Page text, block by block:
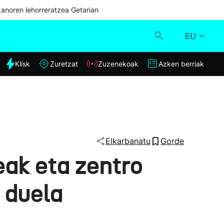
lehorreratzea Getarian
EU
Klisk
Klisk Zuretzat Zuzenekoak Azken berriak
Elkarbanatu Gorde
eta zentro